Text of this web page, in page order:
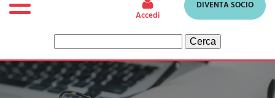
Accedi
DIVENTA SOCIO
per: